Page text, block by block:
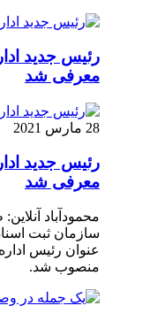
رئیس جدید
معرفی شد
28 مارس 2021
رئیس جدید
معرفی شد
محمودآباد
سازمان ثبت
عنوان رئیس
منصوب شد.